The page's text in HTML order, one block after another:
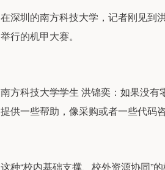
在深圳的南方科技大学，记者刚见到
举行的机甲大赛。
南方科技大学学生 洪锦奕：如果没
提供一些帮助，像采购或者一些代码
这种“校内基础支撑、校外资源协同”